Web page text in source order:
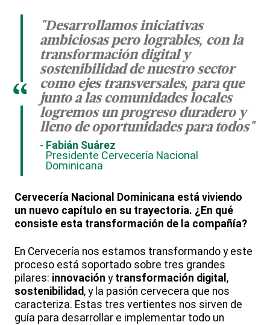
"Desarrollamos iniciativas
ambiciosas pero logrables, con la
transformación digital y
sostenibilidad de nuestro sector
como ejes transversales, para que
junto a las comunidades locales
logremos un progreso duradero y
lleno de oportunidades para todos"
Fabián Suárez
Presidente Cervecería Nacional
Dominicana
“
Cervecería Nacional Dominicana está viviendo
un nuevo capítulo en su trayectoria. ¿En qué
consiste esta transformación de la compañía?
En Cervecería nos estamos transformando y este
proceso está soportado sobre tres grandes
pilares: innovación y transformación digital ,
sostenibilidad, y la pasión cervecera que nos
caracteriza. Estas tres vertientes nos sirven de
guía para desarrollar e implementar todo un